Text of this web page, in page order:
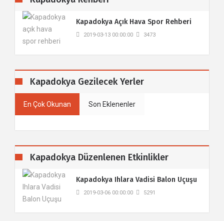
​Kapadokya Açık Hava Spor Rehberi
2019-03-13 00:00:00 3473
Kapadokya Gezilecek Yerler
En Çok Okunan Son Eklenenler
Kapadokya Düzenlenen Etkinlikler
Kapadokya Ihlara Vadisi Balon Uçuşu
2019-03-06 00:00:00 5291